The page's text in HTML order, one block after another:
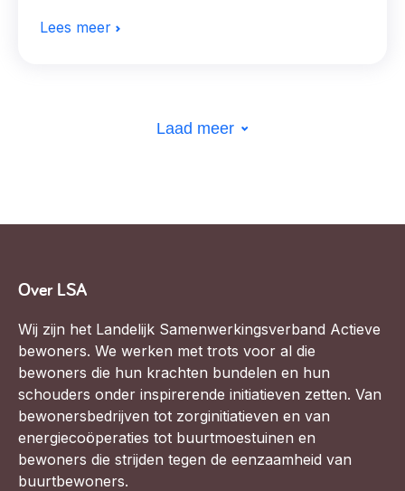
Lees meer
Laad meer
Over LSA
Wij zijn het Landelijk Samenwerkingsverband Actieve
bewoners. We werken met trots voor al die
bewoners die hun krachten bundelen en hun
schouders onder inspirerende initiatieven zetten. Van
bewonersbedrijven tot zorginitiatieven en van
energiecoöperaties tot buurtmoestuinen en
bewoners die strijden tegen de eenzaamheid van
buurtbewoners.